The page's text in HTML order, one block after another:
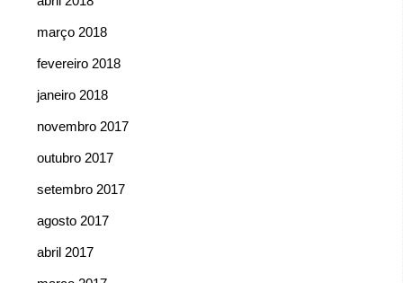
março 2018
fevereiro 2018
janeiro 2018
novembro 2017
outubro 2017
setembro 2017
agosto 2017
abril 2017